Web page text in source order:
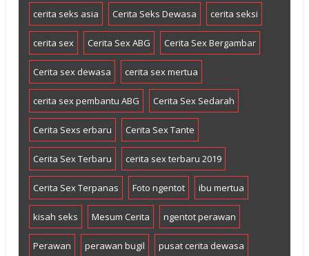
cerita seks asia Cerita Seks Dewasa cerita seksi
cerita sex Cerita Sex ABG Cerita Sex Bergambar
Cerita sex dewasa cerita sex mertua
cerita sex pembantu ABG Cerita Sex Sedarah
Cerita Sexs erbaru Cerita Sex Tante
Cerita Sex Terbaru cerita sex terbaru 2019
Cerita Sex Terpanas Foto ngentot ibu mertua
kisah seks Mesum Cerita ngentot perawan
Perawan perawan bugil pusat cerita dewasa